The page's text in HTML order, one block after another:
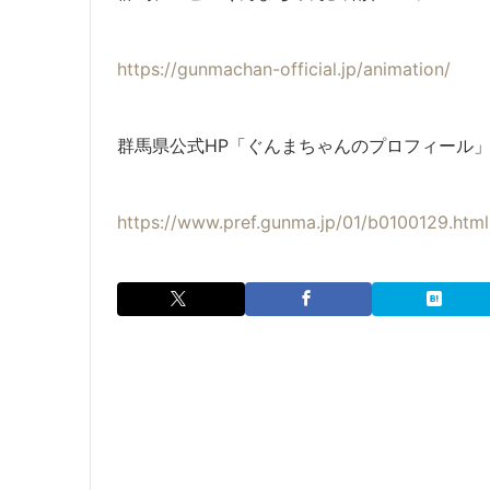
https://gunmachan-official.jp/animation/
群馬県公式HP「ぐんまちゃんのプロフィール」
https://www.pref.gunma.jp/01/b0100129.html